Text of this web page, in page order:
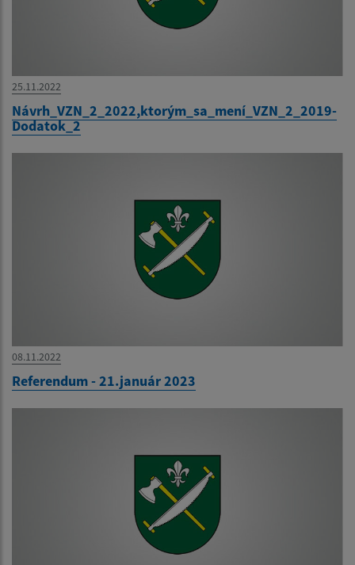
25.11.2022
Návrh_VZN_2_2022,ktorým_sa_mení_VZN_2_2019-
Dodatok_2
08.11.2022
Referendum - 21.január 2023